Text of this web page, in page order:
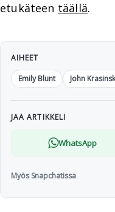
etukäteen täällä.
AIHEET
Emily Blunt
John
JAA ARTIKKELI
WhatsApp
Myös Snapchatissa